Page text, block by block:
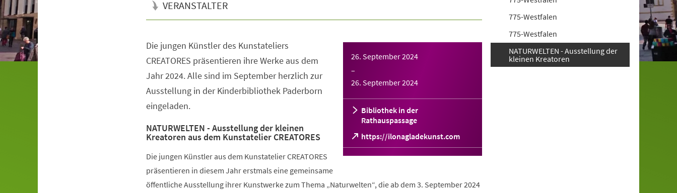
VERANSTALTER
26. September 2024
–
26. September 2024
Bibliothek in der
Rathauspassage
https://ilonagladekunst.com
(Öffnet
in
einem
Die jungen Künstler des Kunstateliers
CREATORES präsentieren ihre Werke aus dem
Jahr 2024. Alle sind im September herzlich zur
Ausstellung in der Kinderbibliothek Paderborn
eingeladen.
NATURWELTEN - Ausstellung der kleinen
Kreatoren aus dem Kunstatelier CREATORES
Die jungen Künstler aus dem Kunstatelier CREATORES
präsentieren in diesem Jahr erstmals eine gemeinsame
öffentliche Ausstellung ihrer Kunstwerke zum Thema „Naturwelten“, die ab dem 3. September 2024
775-Westfalen
775-Westfalen
NATURWELTEN - Ausstellung der
kleinen Kreatoren